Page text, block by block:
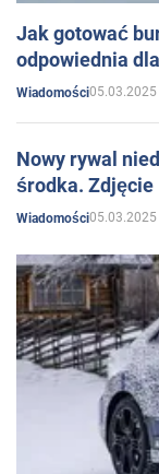
Jak gotować
odpowiednia
Wiadomości05.03.2025
Nowy rywal
środka. Zdjęcie
Wiadomości05.03.2025